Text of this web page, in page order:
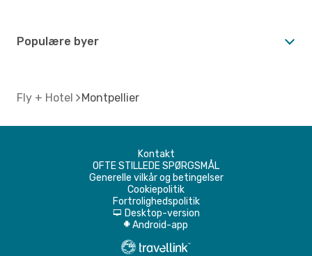
Populære byer
Fly + Hotel Montpellier
Kontakt
OFTE STILLEDE SPØRGSMÅL
Generelle vilkår og betingelser
Cookiepolitik
Fortrolighedspolitik
d Desktop-version
A Android-app